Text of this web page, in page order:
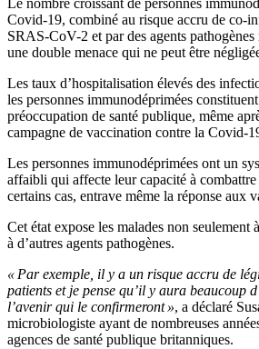
Le nombre croissant de personnes
Covid-19, combiné au risque accru de co-
SRAS-CoV-2 et par des agents
une double menace qui ne peut être
Les taux d’hospitalisation élevés des
les personnes immunodéprimées
préoccupation de santé publique, même
campagne de vaccination contre la Covid-
Les personnes immunodéprimées ont un
affaibli qui affecte leur capacité à
certains cas, entrave même la réponse aux
Cet état expose les malades non seulement
à d’autres agents pathogènes.
« Par exemple, il y a un risque accru de
patients et je pense qu’il y aura beaucoup
l’avenir qui le confirmeront », a déclaré
microbiologiste ayant de nombreuses
agences de santé publique britanniques.